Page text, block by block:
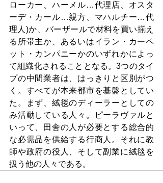
ローカー、ハーメル…代理店、オスタ
ーデ・カール…親方、マハルチー…代
理人)か、バーザールで材料を買い揃え
る所帯主か、あるいはイラン・カーペ
ット・カンパニーかのいずれかによっ
て組織化されることとなる。3つのタイ
プの中間業者は、はっきりと区別がつ
く。すべてが本来都市を基盤としてい
た。まず、絨毯のディーラーとしての
み活動している人々。ピーラヴァルと
いって、田舎の人が必要とする総合的
な必需品を供給する行商人。それに教
師や政府の役人、そして副業に絨毯を
扱う他の人々である。